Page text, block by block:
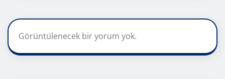
Görüntülenecek bir yorum yok.